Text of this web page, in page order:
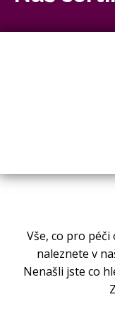
Vše, co pro
naleznete v
Nenašli jste co